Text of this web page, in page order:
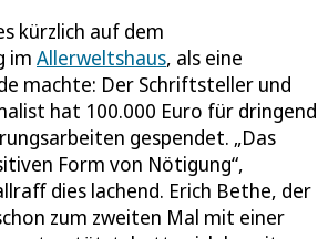
kürzlich auf dem
im Allerweltshaus, als eine
machte: Der Schriftsteller und
hat 100.000 Euro für dringend
gespendet. „Das
Form von Nötigung“,
dies lachend. Erich Bethe, der
zum zweiten Mal mit einer